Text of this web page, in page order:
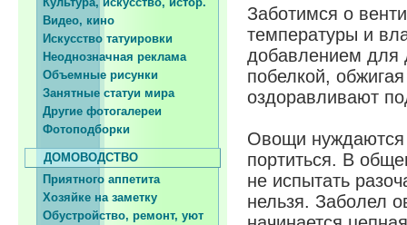
Видео, кино
Искусство татуировки
Неоднозначная реклама
Объемные рисунки
Занятные статуи мира
Другие фотогалереи
Фотоподборки
ДОМОВОДСТВО
Приятного аппетита
Хозяйке на заметку
Обустройство, ремонт, уют
Заботимся о
температуры и
добавлением для
побелкой,
оздоравливают
Овощи нуждаются
портиться. В
не испытать
нельзя. Заболел